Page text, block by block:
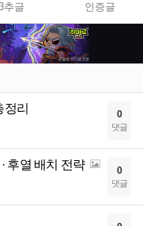
추글 인증글
리 0
댓글
후열 배치 전략 0
댓글